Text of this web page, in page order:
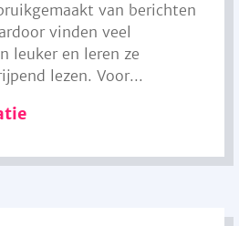
van berichten
vinden veel
leuker en leren ze
lezen. Voor...